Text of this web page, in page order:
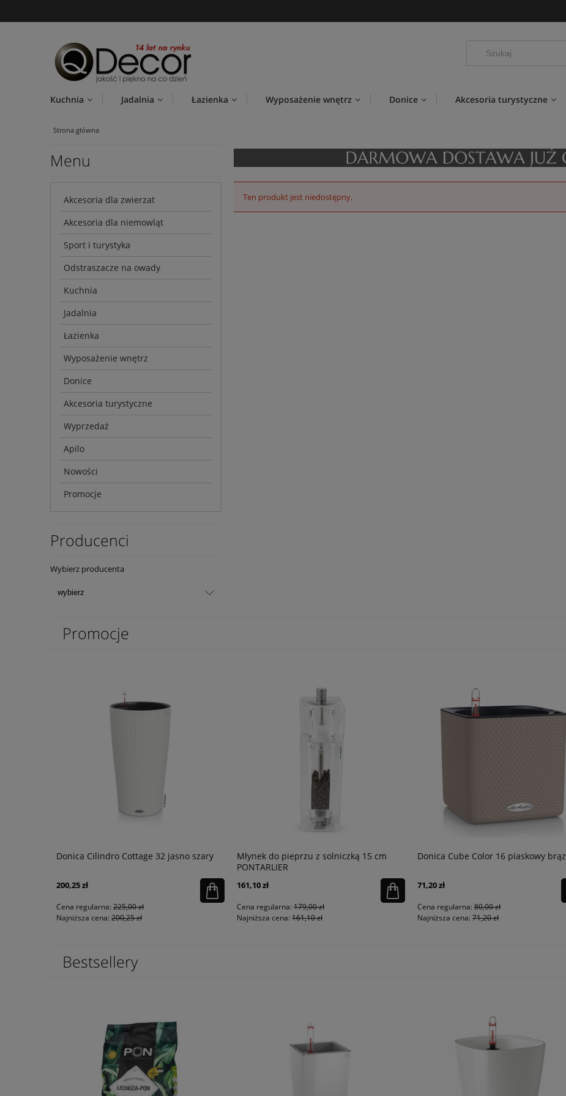
Kuchnia Jadalnia Łazienka Wyposażenie wnętrz Donice Akcesoria turystyczne
Strona główna
Menu
Akcesoria dla zwierzat
Akcesoria dla niemowląt
Sport i turystyka
Odstraszacze na owady
Kuchnia
Jadalnia
Łazienka
Wyposażenie wnętrz
Donice
Akcesoria turystyczne
Wyprzedaż
Apilo
Nowości
Promocje
Producenci
Wybierz producenta
Ten produkt jest niedostępny.
Promocje
Donica Cilindro Cottage 32 jasno szary
200,25 zł
Cena regularna: 225,00 zł
Najniższa cena: 200,25 zł
Młynek do pieprzu z solniczką 15 cm
PONTARLIER
161,10 zł
Cena regularna: 179,00 zł
Najniższa cena: 161,10 zł
Donica Cube Color 16 piaskowy brąz
71,20 zł
Cena regularna: 80,00 zł
Najniższa cena: 71,20 zł
Bestsellery